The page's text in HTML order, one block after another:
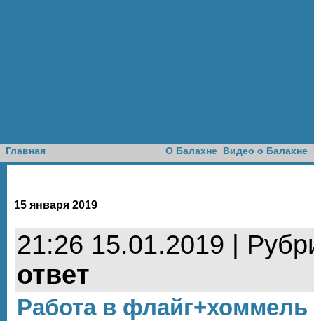
Главная О Балахне Видео о Балахне
15 января 2019
21:26 15.01.2019 |
ответ
Работа в флайг+хоммель